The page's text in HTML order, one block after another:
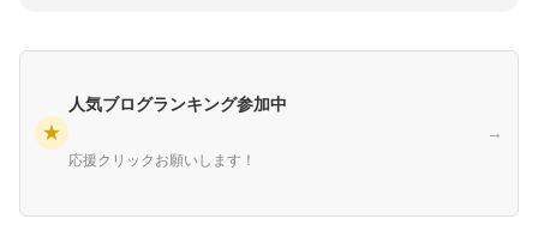
★
人気ブログランキング参加中
応援クリックお願いします！
→